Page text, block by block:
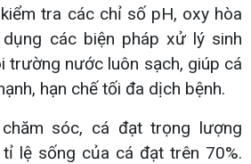
tra các chỉ số pH, oxy hòa
các biện pháp xử lý sinh
trường nước luôn sạch, giúp cá
hạn chế tối đa dịch bệnh.
sóc, cá đạt trọng lượng
lệ sống của cá đạt trên 70%.